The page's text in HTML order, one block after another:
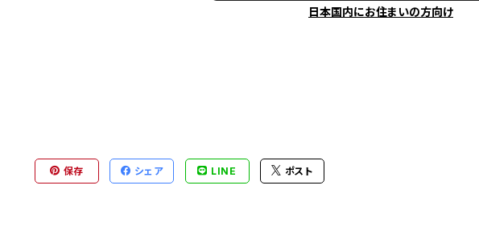
日本国内にお住まいの方向け
保存 シェア LINE ポスト